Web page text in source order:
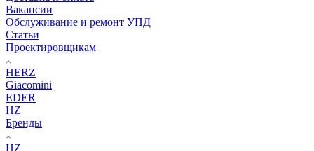
Вакансии
Обслуживание и ремонт УПД
Статьи
Проектировщикам
HERZ
Giacomini
EDER
HZ
Бренды
HZ